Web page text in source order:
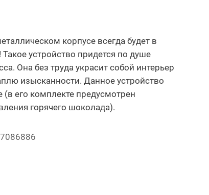
корпусе всегда будет в
устройство придется по душе
Она без труда украсит собой интерьер
изысканности. Данное устройство
его комплекте предусмотрен
горячего шоколада).